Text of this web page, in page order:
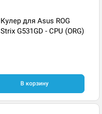
Кулер для Asus ROG
Strix G531GD - CPU (ORG)
В корзину